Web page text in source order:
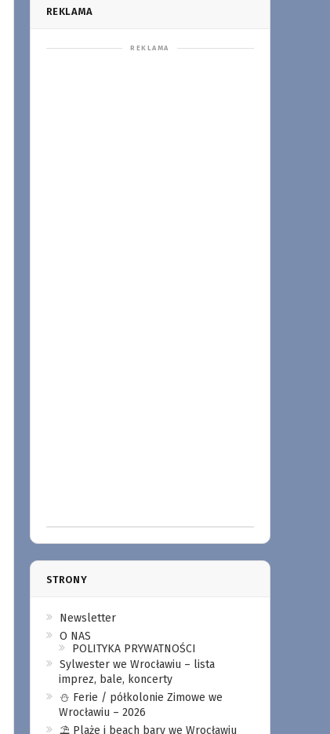
REKLAMA
STRONY
Newsletter
O NAS
POLITYKA PRYWATNOŚCI
Sylwester we Wrocławiu – lista
imprez, bale, koncerty
⛄️ Ferie / półkolonie Zimowe we
Wrocławiu – 2026
⛱️ Plaże i beach bary we Wrocławiu